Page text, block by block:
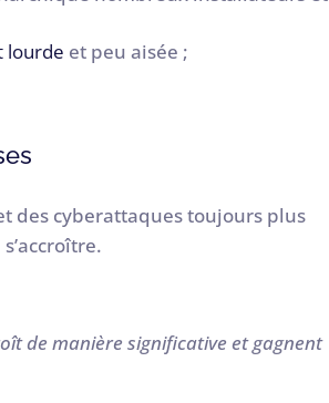
lourde et peu aisée ;
des cyberattaques toujours plus
de manière significative et gagnent